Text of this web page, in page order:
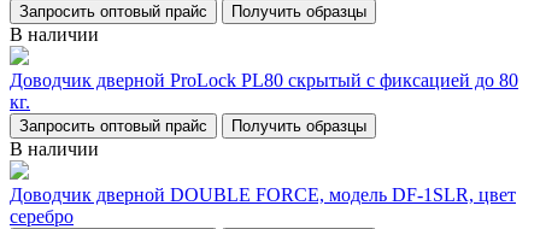
Запросить оптовый прайс Получить образцы
В наличии
Доводчик дверной ProLock PL80 скрытый с фиксацией до 80
кг.
Запросить оптовый прайс Получить образцы
В наличии
Доводчик дверной DOUBLE FORCE, модель DF-1SLR, цвет
серебро